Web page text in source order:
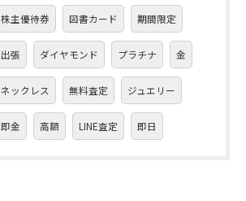
株主優待券 図書カード 期間限定
出張 ダイヤモンド プラチナ 金
ネックレス 無料査定 ジュエリー
即金 高額 LINE査定 即日